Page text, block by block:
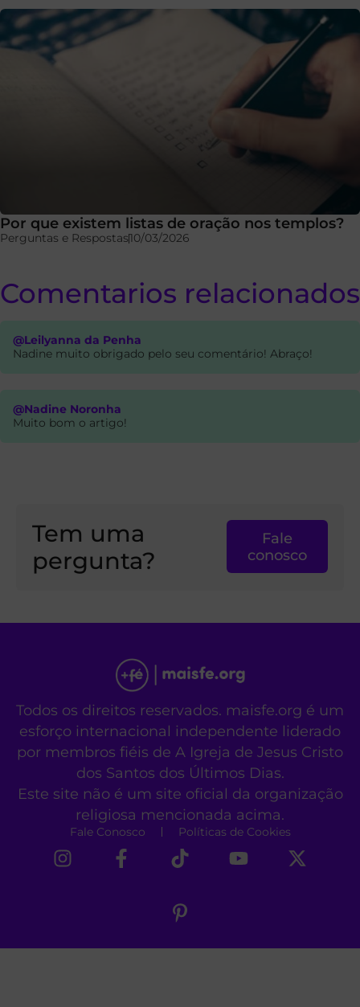
Por que existem listas de oração nos templos?
Perguntas e Respostas10/03/2026
Comentarios relacionados
@Leilyanna da Penha
Nadine muito obrigado pelo seu comentário! Abraço!
@Nadine Noronha
Muito bom o artigo!
Tem uma
pergunta?
Fale
conosco
Todos os direitos reservados. maisfe.org é um
esforço internacional independente liderado
por membros fiéis de A Igreja de Jesus Cristo
dos Santos dos Últimos Dias.
Este site não é um site oficial da organização
religiosa mencionada acima.
Fale Conosco Políticas de Cookies